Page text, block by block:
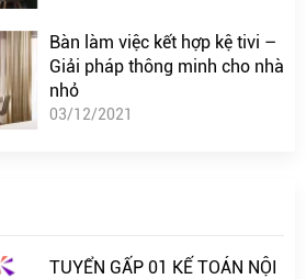
Bàn làm việc kết hợp kệ tivi –
Giải pháp thông minh cho nhà
nhỏ
03/12/2021
TUYỂN GẤP 01 KẾ TOÁN NỘI